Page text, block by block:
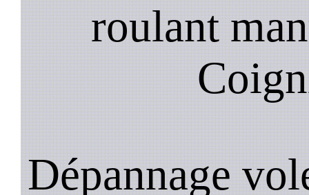
roulant
Dépannage